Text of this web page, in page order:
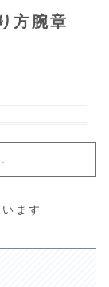
方腕章
ます